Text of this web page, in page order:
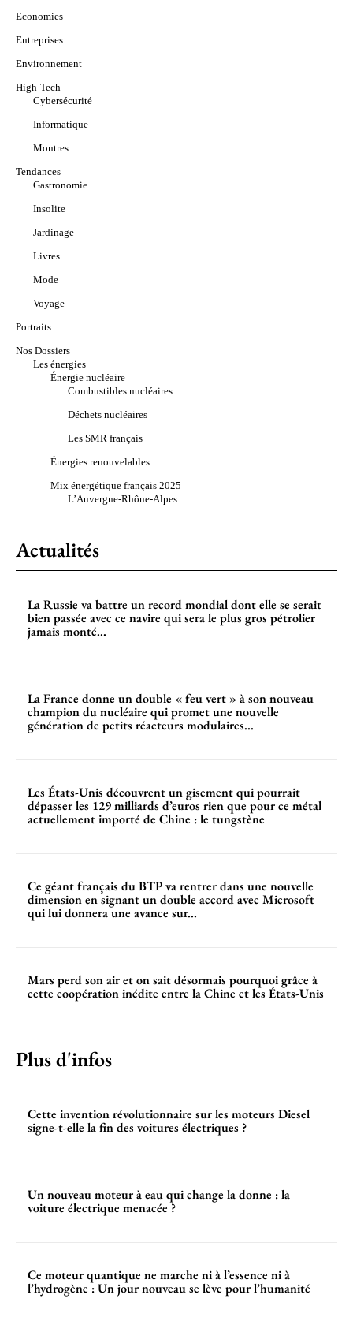
Economies
Entreprises
Environnement
High-Tech
Cybersécurité
Informatique
Montres
Tendances
Gastronomie
Insolite
Jardinage
Livres
Mode
Voyage
Portraits
Nos Dossiers
Les énergies
Énergie nucléaire
Combustibles nucléaires
Déchets nucléaires
Les SMR français
Énergies renouvelables
Mix énergétique français 2025
L’Auvergne-Rhône-Alpes
Actualités
La Russie va battre un record mondial dont elle se serait
bien passée avec ce navire qui sera le plus gros pétrolier
jamais monté...
La France donne un double « feu vert » à son nouveau
champion du nucléaire qui promet une nouvelle
génération de petits réacteurs modulaires...
Les États-Unis découvrent un gisement qui pourrait
dépasser les 129 milliards d’euros rien que pour ce métal
actuellement importé de Chine : le tungstène
Ce géant français du BTP va rentrer dans une nouvelle
dimension en signant un double accord avec Microsoft
qui lui donnera une avance sur...
Mars perd son air et on sait désormais pourquoi grâce à
cette coopération inédite entre la Chine et les États-Unis
Plus d'infos
Cette invention révolutionnaire sur les moteurs Diesel
signe-t-elle la fin des voitures électriques ?
Un nouveau moteur à eau qui change la donne : la
voiture électrique menacée ?
Ce moteur quantique ne marche ni à l’essence ni à
l’hydrogène : Un jour nouveau se lève pour l’humanité